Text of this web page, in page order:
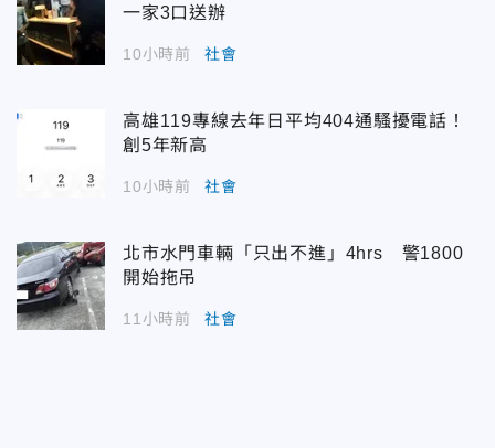
一家3口送辦
10小時前 社會
高雄119專線去年日平均404通騷擾電話！
創5年新高
10小時前 社會
北市水門車輛「只出不進」4hrs 警1800
開始拖吊
11小時前 社會